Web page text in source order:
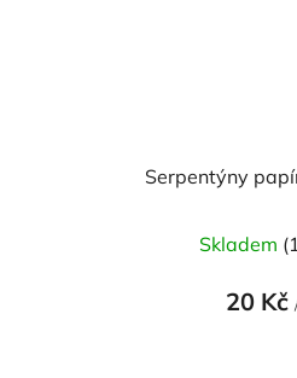
Serpentýny
Skladem
20 Kč